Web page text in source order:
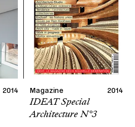
2014 Magazine 2014
IDEAT Special
Architecture N°3